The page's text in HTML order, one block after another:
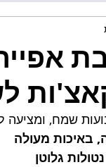
שמח, ומציעה
באיכות מעולה
גלוטן